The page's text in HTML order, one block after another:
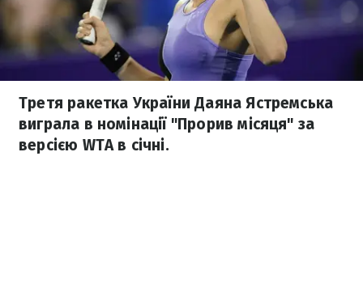
Третя ракетка України Даяна Ястремська
виграла в номінації "Прорив місяця" за
версією WTA в січні.